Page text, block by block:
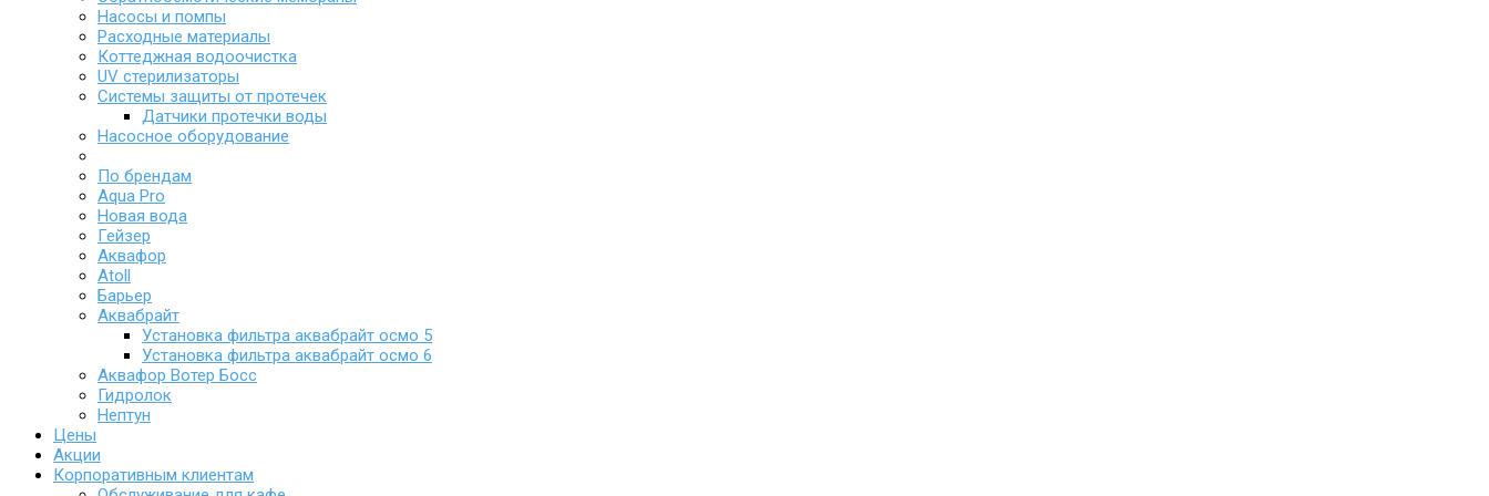
Насосы и помпы
Расходные материалы
Коттеджная водоочистка
UV стерилизаторы
Системы защиты от протечек
Датчики протечки воды
Насосное оборудование
По брендам
Aqua Pro
Новая вода
Гейзер
Аквафор
Atoll
Барьер
Аквабрайт
Установка фильтра аквабрайт осмо 5
Установка фильтра аквабрайт осмо 6
Аквафор Вотер Босс
Гидролок
Нептун
Цены
Акции
Корпоративным клиентам